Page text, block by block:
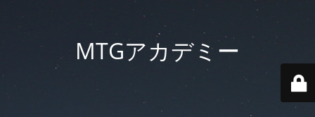
MTGアカデミー